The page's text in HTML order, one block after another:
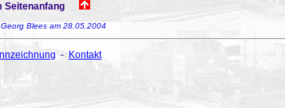
Seitenanfang
Blees am 28.05.2004
- Kontakt